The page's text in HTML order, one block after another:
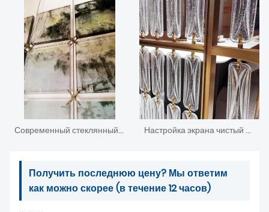
Современный стеклянный экран для картин Настройка экрана чистый Кристалл Искусство Делитель
Получить последнюю цену? Мы ответим
как можно скорее (в течение 12 часов)